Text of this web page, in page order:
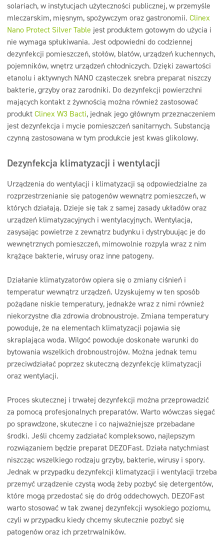
solariach, w instytucjach użyteczności publicznej, w przemyśle
mleczarskim, mięsnym, spożywczym oraz gastronomii. Clinex
Nano Protect Silver Table jest produktem gotowym do użycia i
nie wymaga spłukiwania. Jest odpowiedni do codziennej
dezynfekcji pomieszczeń, stołów, blatów, urządzeń kuchennych,
pojemników, wnętrz urządzeń chłodniczych. Dzięki zawartości
etanolu i aktywnych NANO cząsteczek srebra preparat niszczy
bakterie, grzyby oraz zarodniki. Do dezynfekcji powierzchni
mających kontakt z żywnością można również zastosować
produktClinex W3 Bacti, jednak jego głównym przeznaczeniem
jest dezynfekcja i mycie pomieszczeń sanitarnych. Substancją
czynną zastosowana w tym produkcie jest kwas glikolowy.
Dezynfekcja klimatyzacji i wentylacji
Urządzenia do wentylacji i klimatyzacji są odpowiedzialne za
rozprzestrzenianie się patogenów wewnątrz pomieszczeń, w
których działają. Dzieje się tak z samej zasady układów oraz
urządzeń klimatyzacyjnych i wentylacyjnych. Wentylacja,
zasysając powietrze z zewnątrz budynku i dystrybuując je do
wewnętrznych pomieszczeń, mimowolnie rozpyla wraz z nim
krążące bakterie, wirusy oraz inne patogeny.
Działanie klimatyzatorów opiera się o zmiany ciśnień i
temperatur wewnątrz urządzeń. Uzyskujemy w ten sposób
pożądane niskie temperatury, jednakże wraz z nimi również
niekorzystne dla zdrowia drobnoustroje. Zmiana temperatury
powoduje, że na elementach klimatyzacji pojawia się
skraplająca woda. Wilgoć powoduje doskonałe warunki do
bytowania wszelkich drobnoustrojów. Można jednak temu
przeciwdziałać poprzez skuteczną dezynfekcję klimatyzacji
oraz wentylacji.
Proces skutecznej i trwałej dezynfekcji można przeprowadzić
za pomocą profesjonalnych preparatów. Warto wówczas sięgać
po sprawdzone, skuteczne i co najważniejsze przebadane
środki. Jeśli chcemy zadziałać kompleksowo, najlepszym
rozwiązaniem będzie preparat DEZOFast. Działa natychmiast
niszcząc wszelkiego rodzaju grzyby, bakterie, wirusy i spory.
Jednak w przypadku dezynfekcji klimatyzacji i wentylacji trzeba
przemyć urządzenie czystą wodą żeby pozbyć się detergentów,
które mogą przedostać się do dróg oddechowych. DEZOFast
warto stosować w tak zwanej dezynfekcji wysokiego poziomu,
czyli w przypadku kiedy chcemy skutecznie pozbyć się
patogenów oraz ich przetrwalników.